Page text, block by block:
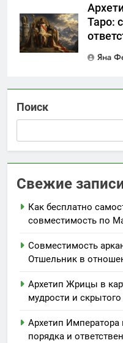
Таро:
Яна
Поиск
Свежие
Как бесплатно
совместимость по
Совместимость
Отшельник в
Архетип Жрицы в
мудрости и
Архетип Императора
порядка и